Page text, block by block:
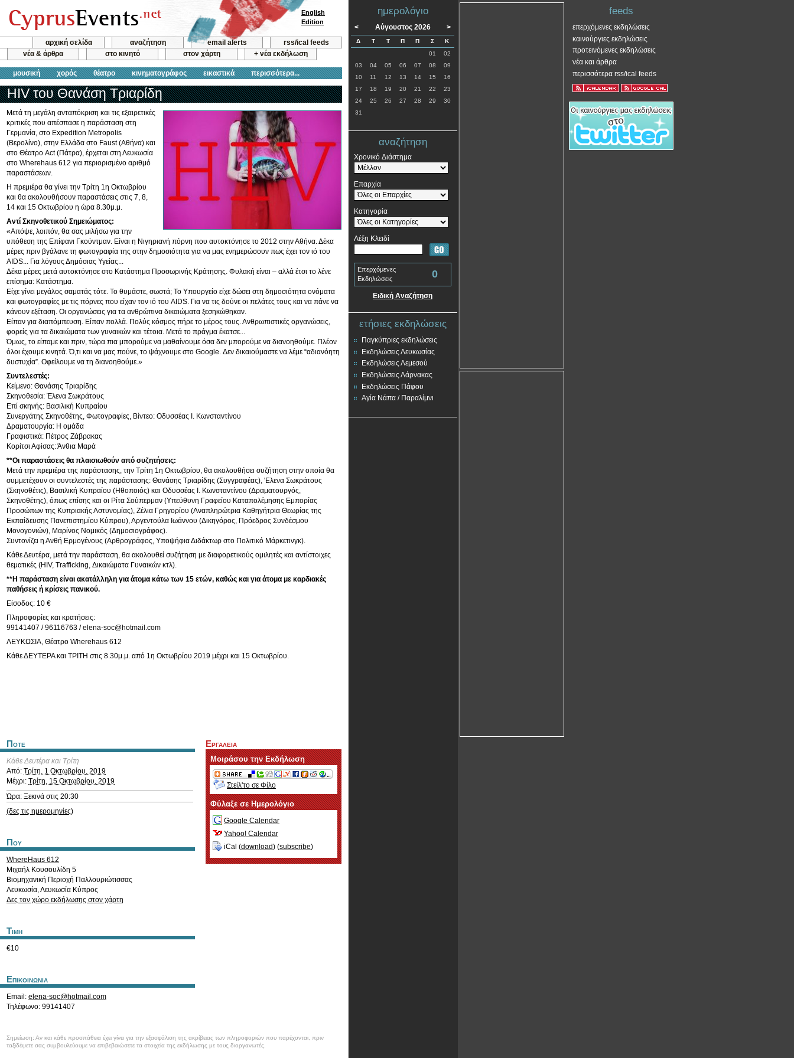
αρχική σελίδα αναζήτηση email alerts
rss/ical feeds
νέα & άρθρα
στο κινητό στον χάρτη + νέα εκδήλωση
μουσική χορός θέατρο κινηματογράφος εικαστικά περισσότερα...
English
Edition
HIV του Θανάση Τριαρίδη
Μετά τη μεγάλη ανταπόκριση και τις εξαιρετικές
κριτικές που απέσπασε η παράσταση στη
Γερμανία, στο Expedition Metropolis
(Βερολίνο), στην Ελλάδα στο Faust (Αθήνα) και
στο Θέατρο Act (Πάτρα), έρχεται στη Λευκωσία
στο Wherehaus 612 για περιορισμένο αριθμό
παραστάσεων.
Η πρεμιέρα θα γίνει την Τρίτη 1η Οκτωβρίου
και θα ακολουθήσουν παραστάσεις στις 7, 8,
14 και 15 Οκτωβρίου η ώρα 8.30μ.μ.
Αντί Σκηνοθετικού Σημειώματος:
«Απόψε, λοιπόν, θα σας μιλήσω για την
υπόθεση της Επίφανι Γκούντμαν. Είναι η Νιγηριανή πόρνη που αυτοκτόνησε το 2012 στην Αθήνα. Δέκα
μέρες πριν βγάλανε τη φωτογραφία της στην δημοσιότητα για να μας ενημερώσουν πως έχει τον ιό του
AIDS... Για λόγους Δημόσιας Υγείας...
Δέκα μέρες μετά αυτοκτόνησε στο Κατάστημα Προσωρινής Κράτησης. Φυλακή είναι – αλλά έτσι το λένε
επίσημα: Κατάστημα.
Είχε γίνει μεγάλος σαματάς τότε. Το θυμάστε, σωστά; Το Υπουργείο είχε δώσει στη δημοσιότητα ονόματα
και φωτογραφίες με τις πόρνες που είχαν τον ιό του AIDS. Για να τις δούνε οι πελάτες τους και να πάνε να
κάνουν εξέταση. Οι οργανώσεις για τα ανθρώπινα δικαιώματα ξεσηκώθηκαν.
Είπαν για διαπόμπευση. Είπαν πολλά. Πολύς κόσμος πήρε το μέρος τους. Ανθρωπιστικές οργανώσεις,
φορείς για τα δικαιώματα των γυναικών και τέτοια. Μετά το πράγμα έκατσε...
Όμως, το είπαμε και πριν, τώρα πια μπορούμε να μαθαίνουμε όσα δεν μπορούμε να διανοηθούμε. Πλέον
όλοι έχουμε κινητά. Ό,τι και να μας πούνε, το ψάχνουμε στο Google. Δεν δικαιούμαστε να λέμε “αδιανόητη
δυστυχία”. Οφείλουμε να τη διανοηθούμε.»
Συντελεστές:
Κείμενο: Θανάσης Τριαρίδης
Σκηνοθεσία: Έλενα Σωκράτους
Επί σκηνής: Βασιλική Κυπραίου
Συνεργάτης Σκηνοθέτης, Φωτογραφίες, Βίντεο: Οδυσσέας Ι. Κωνσταντίνου
Δραματουργία: Η ομάδα
Γραφιστικά: Πέτρος Ζάβρακας
Κορίτσι Αφίσας: Άνθια Μαρά
**Οι παραστάσεις θα πλαισιωθούν από συζητήσεις:
Mετά την πρεμιέρα της παράστασης, την Τρίτη 1η Οκτωβρίου, θα ακολουθήσει συζήτηση στην οποία θα
συμμετέχουν οι συντελεστές της παράστασης: Θανάσης Τριαρίδης (Συγγραφέας), 'Ελενα Σωκράτους
(Σκηνοθέτις), Βασιλική Κυπραίου (Ηθοποιός) και Οδυσσέας Ι. Κωνσταντίνου (Δραματουργός,
Σκηνοθέτης), όπως επίσης και οι Ρίτα Σούπερμαν (Υπεύθυνη Γραφείου Καταπολέμησης Εμπορίας
Προσώπων της Κυπριακής Αστυνομίας), Ζέλια Γρηγορίου (Αναπληρώτρια Καθηγήτρια Θεωρίας της
Εκπαίδευσης Πανεπιστημίου Κύπρου), Αργεντούλα Ιωάννου (Δικηγόρος, Πρόεδρος Συνδέσμου
Μονογονιών), Μαρίνος Νομικός (Δημοσιογράφος).
Συντονίζει η Ανθή Ερμογένους (Αρθρογράφος, Υποψήφια Διδάκτωρ στο Πολιτικό Μάρκετινγκ).
Κάθε Δευτέρα, μετά την παράσταση, θα ακολουθεί συζήτηση με διαφορετικούς ομιλητές και αντίστοιχες
θεματικές (HIV, Trafficking, Δικαιώματα Γυναικών κτλ).
**Η παράσταση είναι ακατάλληλη για άτομα κάτω των 15 ετών, καθώς και για άτομα με καρδιακές
παθήσεις ή κρίσεις πανικού.
Είσοδος: 10 €
Πληροφορίες και κρατήσεις:
99141407 / 96116763 /elena-soc@hotmail.com
ΛΕΥΚΩΣΙΑ, Θέατρο Wherehaus 612
Κάθε ΔΕΥΤΕΡΑ και ΤΡΙΤΗ στις 8.30μ.μ. από 1η Οκτωβρίου 2019 μέχρι και 15 Οκτωβρίου.
Ποτε
Κάθε Δευτέρα και Τρίτη
Από: Τρίτη, 1 Οκτωβρίου, 2019
Μέχρι: Τρίτη, 15 Οκτωβρίου, 2019
Ώρα: Ξεκινά στις 20:30
(δες τις ημερομηνίες)
Που
WhereHaus 612
Μιχαήλ Κουσουλίδη 5
Βιομηχανική Περιοχή Παλλουριώτισσας
Λευκωσία,Λευκωσία Κύπρος
Δες τον χώρο εκδήλωσης στον χάρτη
Τιμη
€10
Επικοινωνια
Email: elena-soc@hotmail.com
Τηλέφωνο: 99141407
Εργαλεια
Μοιράσου την Εκδήλωση
Στείλ'το σε Φίλο
Φύλαξε σε Ημερολόγιο
Google Calendar
Yahoo! Calendar
iCal (download) (subscribe)
Σημείωση: Αν και κάθε προσπάθεια έχει γίνει για την εξασφάλιση της ακρίβειας των πληροφοριών που παρέχονται, πριν
ταξιδέψετε σας συμβουλεύουμε να επιβεβαιώσετε τα στοιχεία της εκδήλωσης με τους διοργανωτές.
ημερολόγιο
< Αύγουστος 2026 >
Δ Τ Τ Π Π Σ
Κ
01
02
03
04 05 06 07 08
09
10
11 12 13 14 15
16
17
18 19 20 21 22
23
24
25 26 27 28 29
30
31
αναζήτηση
Χρονικό Διάστημα
Επαρχία
Κατηγορία
Λέξη Κλειδί
Επερχόμενες
Εκδηλώσεις
0
Ειδική Αναζήτηση
ετήσιες εκδηλώσεις
Παγκύπριες εκδηλώσεις
Εκδηλώσεις Λευκωσίας
Εκδηλώσεις Λεμεσού
Εκδηλώσεις Λάρνακας
Εκδηλώσεις Πάφου
Αγία Νάπα / Παραλίμνι
feeds
επερχόμενες εκδηλώσεις
καινούργιες εκδηλώσεις
προτεινόμενες εκδηλώσεις
νέα και άρθρα
περισσότερα rss/ical feeds